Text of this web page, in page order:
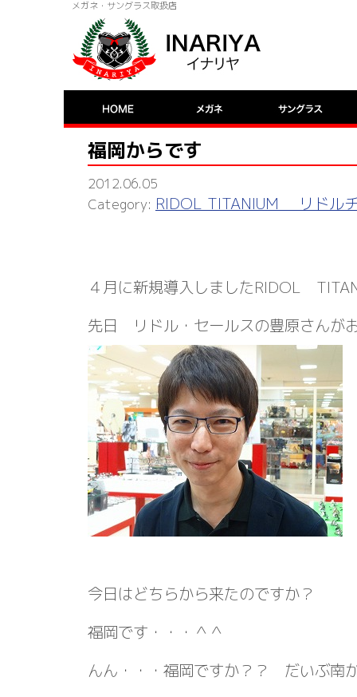
メガネ・サングラス取扱店
福岡からです
2012.06.05
RIDOL TITANIUM リドル
４月に新規導入しましたRIDOL
先日 リドル・セールスの豊原さんが
今日はどちらから来たのですか？
福岡です・・・＾＾
んん・・・福岡ですか？？ だいぶ南